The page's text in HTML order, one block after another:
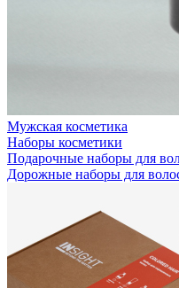
Мужская косметика
Наборы косметики
Подарочные наборы для
Дорожные наборы для